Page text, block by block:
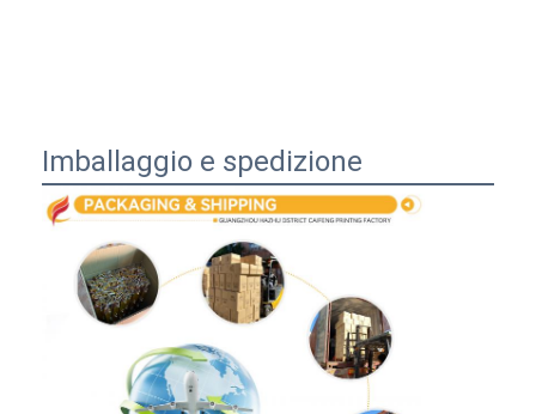
Imballaggio e spedizione